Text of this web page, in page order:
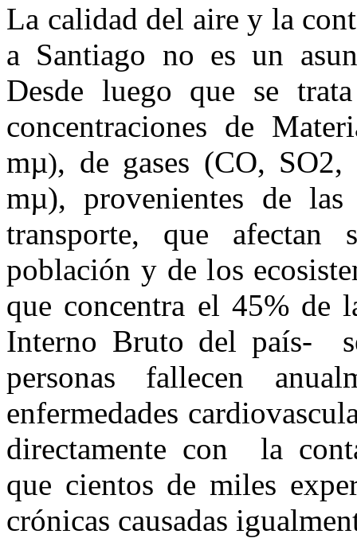
La calidad del aire y la
a Santiago no es un
Desde luego que se
concentraciones de
mµ), de gases (CO,
mµ), provenientes de
transporte, que
población y de los
que concentra el 45% de
Interno Bruto del país-
personas fallecen
enfermedades
directamente con la
que cientos de miles
crónicas causadas